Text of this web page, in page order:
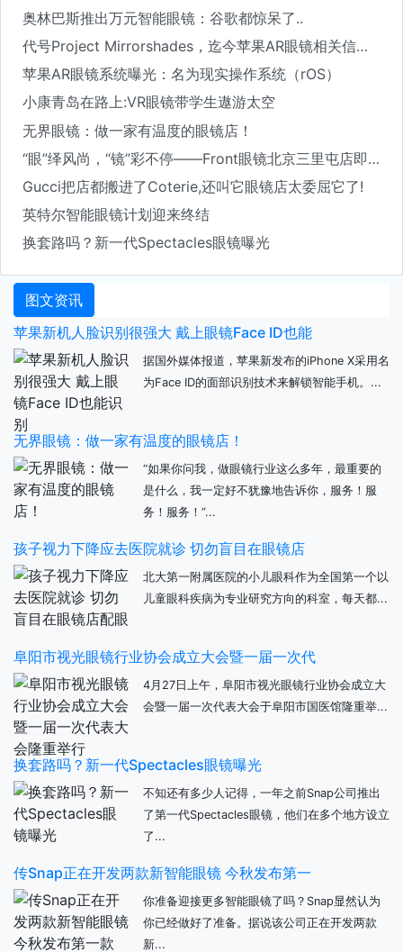
奥林巴斯推出万元智能眼镜：谷歌都惊呆了..
代号Project Mirrorshades，迄今苹果AR眼镜相关信息都在这了
苹果AR眼镜系统曝光：名为现实操作系统（rOS）
小康青岛在路上:VR眼镜带学生遨游太空
无界眼镜：做一家有温度的眼镜店！
“眼”绎风尚，“镜”彩不停——Front眼镜北京三里屯店即将开业
Gucci把店都搬进了Coterie,还叫它眼镜店太委屈它了!
英特尔智能眼镜计划迎来终结
换套路吗？新一代Spectacles眼镜曝光
图文资讯
苹果新机人脸识别很强大 戴上眼镜Face ID也能
据国外媒体报道，苹果新发布的iPhone X采用名
为Face ID的面部识别技术来解锁智能手机。...
无界眼镜：做一家有温度的眼镜店！
“如果你问我，做眼镜行业这么多年，最重要的
是什么，我一定好不犹豫地告诉你，服务！服
务！服务！”...
孩子视力下降应去医院就诊 切勿盲目在眼镜店
北大第一附属医院的小儿眼科作为全国第一个以
儿童眼科疾病为专业研究方向的科室，每天都...
阜阳市视光眼镜行业协会成立大会暨一届一次代
4月27日上午，阜阳市视光眼镜行业协会成立大
会暨一届一次代表大会于阜阳市国医馆隆重举...
换套路吗？新一代Spectacles眼镜曝光
不知还有多少人记得，一年之前Snap公司推出
了第一代Spectacles眼镜，他们在多个地方设立
了...
传Snap正在开发两款新智能眼镜 今秋发布第一
你准备迎接更多智能眼镜了吗？Snap显然认为
你已经做好了准备。据说该公司正在开发两款
新...